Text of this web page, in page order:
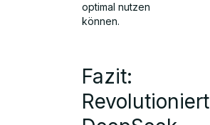
optimal nutzen
können.
Fazit:
Revolutioniert